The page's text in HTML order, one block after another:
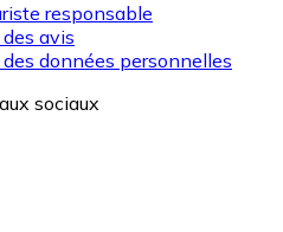
responsable
avis
données personnelles
sociaux